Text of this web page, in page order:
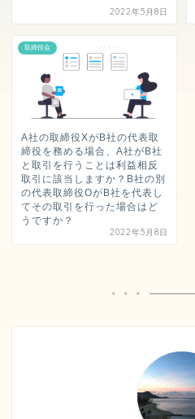
2022年5月8日
取締役会
A社の取締役XがB社の代表取
締役を務める場合、A社がB社
と取引を行うことは利益相反
取引に該当しますか？B社の別
の代表取締役OがB社を代表し
てその取引を行った場合はど
うですか？
2022年5月8日